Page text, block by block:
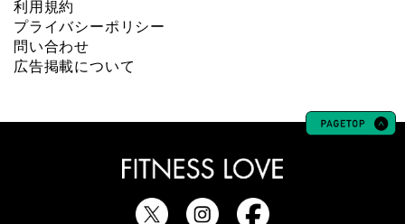
利用規約
プライバシーポリシー
問い合わせ
広告掲載について